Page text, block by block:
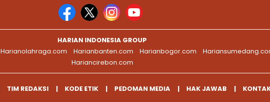
HARIAN INDONESIA GROUP
Harianolahraga.com Harianbanten.com Harianbogor.com
Hariancirebon.com
TIM REDAKSI KODE ETIK PEDOMAN MEDIA HAK JAWAB